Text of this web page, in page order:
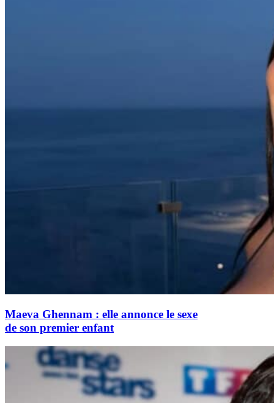
Maeva Ghennam : elle annonce le sexe
de son premier enfant